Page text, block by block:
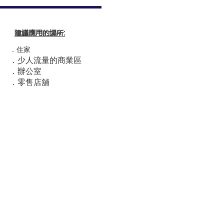
建議應用的場所:
．住家
．少人流量的商業區
．辦公室
．零售店舖